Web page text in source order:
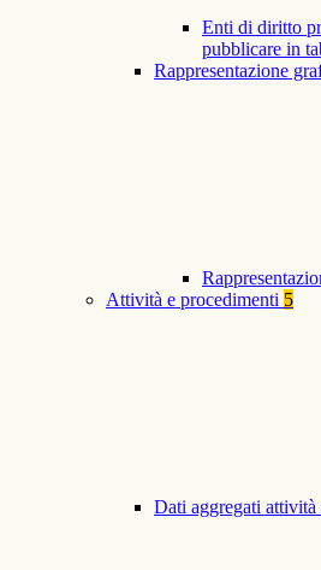
Enti di diritto
pubblicare in
Rappresentazione
Attività e procedimenti 5
Dati aggregati attività